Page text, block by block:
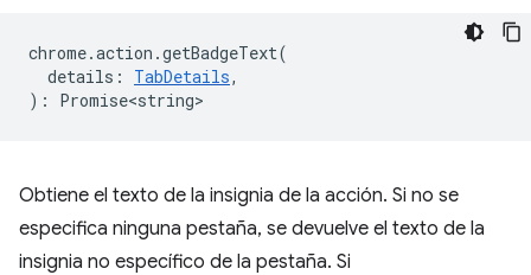
chrome.action .getBadgeText(
details : TabDetails,
) : Promise<string>
Obtiene el texto de la insignia de la acción. Si no se
especifica ninguna pestaña, se devuelve el texto de la
insignia no específico de la pestaña. Si